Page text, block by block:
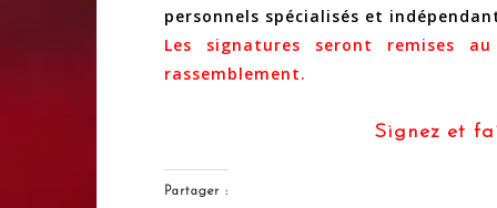
personnels spécialisés et
Les signatures seront remises
rassemblement.
Signez et
Partager :